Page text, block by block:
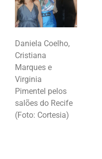
Daniela Coelho,
Cristiana
Marques e
Virginia
Pimentel pelos
salões do Recife
(Foto: Cortesia)